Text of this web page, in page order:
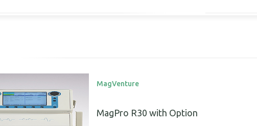
MagVenture
MagPro R30 with Option